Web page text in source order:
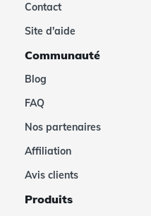
Contact
Site d'aide
Communauté
Blog
FAQ
Nos partenaires
Affiliation
Avis clients
Produits